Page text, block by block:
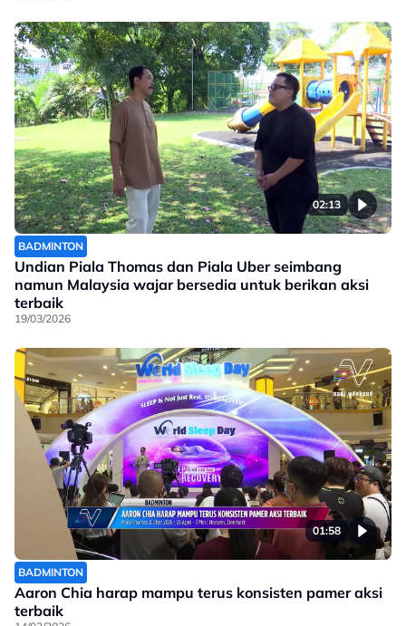
02:13
BADMINTON
Undian Piala Thomas dan Piala Uber seimbang
namun Malaysia wajar bersedia untuk berikan aksi
terbaik
19/03/2026
01:58
BADMINTON
Aaron Chia harap mampu terus konsisten pamer aksi
terbaik